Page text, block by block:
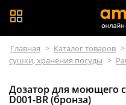
Главная > Каталог товаров >
сушки, хранения посуды >
Дозатор для моющего
D001-BR (бронза)